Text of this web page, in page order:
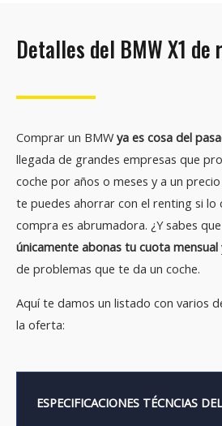
Detalles del BMW X1 de
Comprar un BMW ya es cosa del
llegada de grandes empresas que
coche por años o meses y a un
te puedes ahorrar con el renting si lo
compra es abrumadora. ¿Y sabes
únicamente abonas tu cuota mensual
de problemas que te da un coche.
Aquí te damos un listado con varios
la oferta:
ESPECIFICACIONES TÉCNCIAS